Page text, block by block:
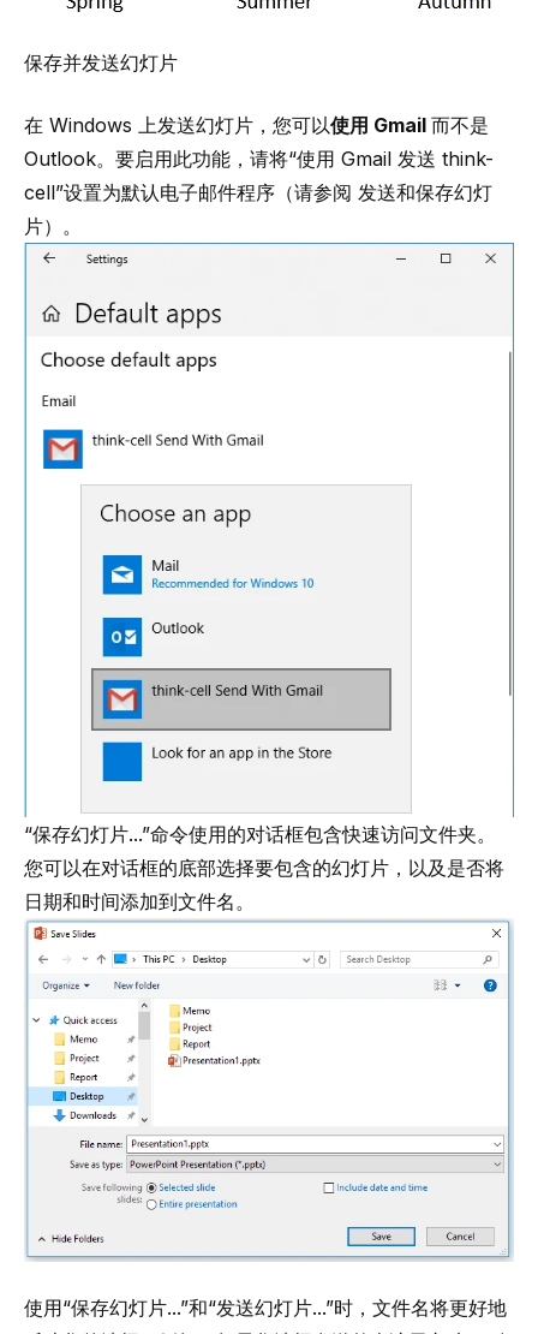
保存并发送幻灯片
在 Windows 上发送幻灯片，您可以使用 Gmail 而不是
Outlook。要启用此功能，请将“使用 Gmail 发送 think-
cell”设置为默认电子邮件程序（请参阅 发送和保存幻灯
片）。
“保存幻灯片...”命令使用的对话框包含快速访问文件夹。
您可以在对话框的底部选择要包含的幻灯片，以及是否将
日期和时间添加到文件名。
使用“保存幻灯片...”和“发送幻灯片...”时，文件名将更好地